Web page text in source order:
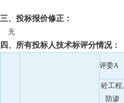
三、投标报价修正：
无
四、所有投标人技术标评分情况：
评委A
砼工程,
防渗